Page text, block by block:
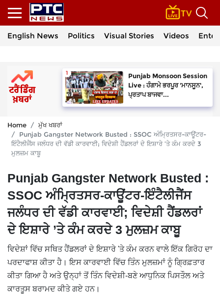
English News Politics Visual Stories Videos
Punjab Monsoon Session
Live : ਹੰਗਾਮੇ ਭਰਪੂਰ 'ਮਾਨਸੂਨ',
ਪ੍ਰਤਾਪ ਬਾਜਵਾ...
Home
ਮੁੱਖ ਖਬਰਾਂ
Punjab Gangster Network Busted : SSOC ਅੰਮ੍ਰਿਤਸਰ-ਕਾਊਂਟਰ-
ਇੰਟੈਲੀਜੈਂਸ ਜਲੰਧਰ ਦੀ ਵੱਡੀ ਕਾਰਵਾਈ; ਵਿਦੇਸ਼ੀ ਹੈਂਡਲਰਾਂ ਦੇ ਇਸ਼ਾਰੇ ’ਤੇ ਕੰਮ ਕਰਦੇ 3
ਮੁਲਜ਼ਮ ਕਾਬੂ
Punjab Gangster Network Busted :
SSOC ਅੰਮ੍ਰਿਤਸਰ-ਕਾਊਂਟਰ-ਇੰਟੈਲੀਜੈਂਸ
ਜਲੰਧਰ ਦੀ ਵੱਡੀ ਕਾਰਵਾਈ; ਵਿਦੇਸ਼ੀ ਹੈਂਡਲਰਾਂ
ਦੇ ਇਸ਼ਾਰੇ ’ਤੇ ਕੰਮ ਕਰਦੇ 3 ਮੁਲਜ਼ਮ ਕਾਬੂ
ਵਿਦੇਸ਼ਾਂ ਵਿੱਚ ਸਥਿਤ ਹੈਂਡਲਰਾਂ ਦੇ ਇਸ਼ਾਰੇ 'ਤੇ ਕੰਮ ਕਰਨ ਵਾਲੇ ਇੱਕ ਗਿਰੋਹ ਦਾ
ਪਰਦਾਫਾਸ਼ ਕੀਤਾ ਹੈ। ਇਸ ਕਾਰਵਾਈ ਵਿੱਚ ਤਿੰਨ ਮੁਲਜ਼ਮਾਂ ਨੂੰ ਗ੍ਰਿਫ਼ਤਾਰ
ਕੀਤਾ ਗਿਆ ਹੈ ਅਤੇ ਉਨ੍ਹਾਂ ਤੋਂ ਤਿੰਨ ਵਿਦੇਸ਼ੀ-ਬਣੇ ਆਧੁਨਿਕ ਪਿਸਤੌਲ ਅਤੇ
ਕਾਰਤੂਸ ਬਰਾਮਦ ਕੀਤੇ ਗਏ ਹਨ।